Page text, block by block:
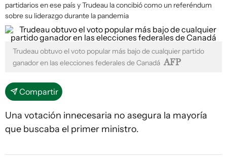
partidarios en ese país y Trudeau la concibió como un referéndum
sobre su liderazgo durante la pandemia
Trudeau obtuvo el voto popular más bajo de cualquier partido
ganador en las elecciones federales de Canadá AFP
Compartir
Una votación innecesaria no asegura la mayoría
que buscaba el primer ministro.